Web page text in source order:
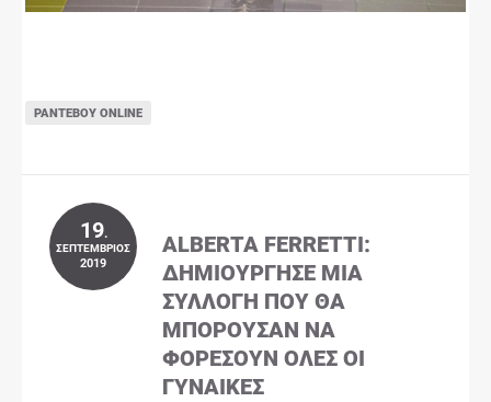
ΡΑΝΤΕΒΟΎ ONLINE
19.
ΣΕΠΤΈΜΒΡΙΟΣ
2019
ALBERTA FERRETTI:
ΔΗΜΙΟΎΡΓΗΣΕ ΜΊΑ
ΣΥΛΛΟΓΉ ΠΟΥ ΘΑ
ΜΠΟΡΟΎΣΑΝ ΝΑ
ΦΟΡΈΣΟΥΝ ΌΛΕΣ ΟΙ
ΓΥΝΑΊΚΕΣ